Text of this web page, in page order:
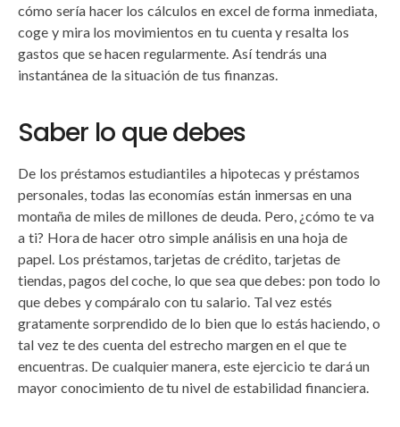
cómo sería hacer los cálculos en excel de forma inmediata,
coge y mira los movimientos en tu cuenta y resalta los
gastos que se hacen regularmente. Así tendrás una
instantánea de la situación de tus finanzas.
Saber lo que debes
De los préstamos estudiantiles a hipotecas y préstamos
personales, todas las economías están inmersas en una
montaña de miles de millones de deuda. Pero, ¿cómo te va
a ti? Hora de hacer otro simple análisis en una hoja de
papel. Los préstamos, tarjetas de crédito, tarjetas de
tiendas, pagos del coche, lo que sea que debes: pon todo lo
que debes y compáralo con tu salario. Tal vez estés
gratamente sorprendido de lo bien que lo estás haciendo, o
tal vez te des cuenta del estrecho margen en el que te
encuentras. De cualquier manera, este ejercicio te dará un
mayor conocimiento de tu nivel de estabilidad financiera.